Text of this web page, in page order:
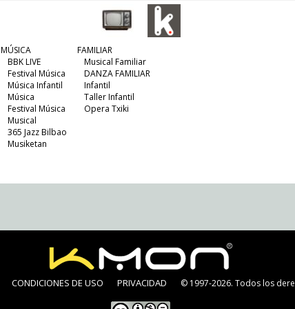
MÚSICA
BBK LIVE
Festival Música
Música Infantil
Música
Festival Música
Musical
365 Jazz Bilbao
Musiketan
FAMILIAR
Musical Familiar
DANZA FAMILIAR
Infantil
Taller Infantil
Opera Txiki
CONDICIONES DE USO PRIVACIDAD © 1997-2026. Todos los